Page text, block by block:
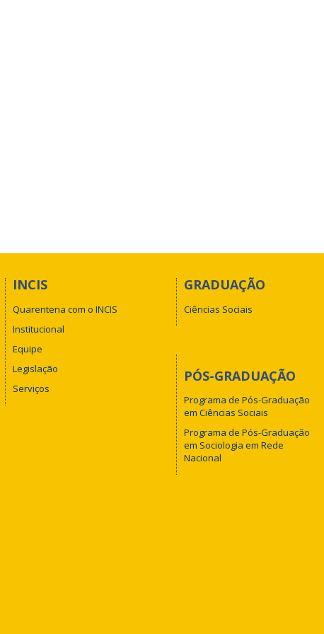
INCIS
Quarentena com o INCIS
Institucional
Equipe
Legislação
Serviços
GRADUAÇÃO
Ciências Sociais
PÓS-GRADUAÇÃO
Programa de Pós-Graduação
em Ciências Sociais
Programa de Pós-Graduação
em Sociologia em Rede
Nacional